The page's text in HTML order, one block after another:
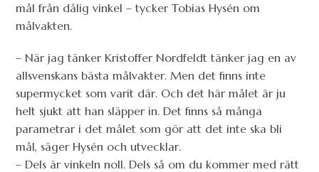
mål från dålig vinkel – tycker Tobias Hysén om
målvakten.
– När jag tänker Kristoffer Nordfeldt tänker jag en av
allsvenskans bästa målvakter. Men det finns inte
supermycket som varit där. Och det här målet är ju
helt sjukt att han släpper in. Det finns så många
parametrar i det målet som gör att det inte ska bli
mål, säger Hysén och utvecklar.
– Dels är vinkeln noll. Dels så om du kommer med rätt